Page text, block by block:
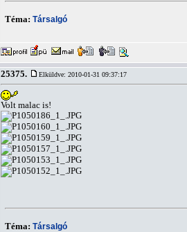
Téma: Társalgó
25375. Elküldve: 2010-01-31 09:37:17
Volt malac is!
Téma: Társalgó